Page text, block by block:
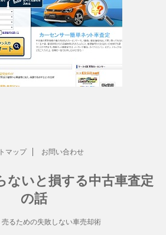
マップ お問い合わせ
ないと損する中古車査定
の話
るための失敗しない車売却術